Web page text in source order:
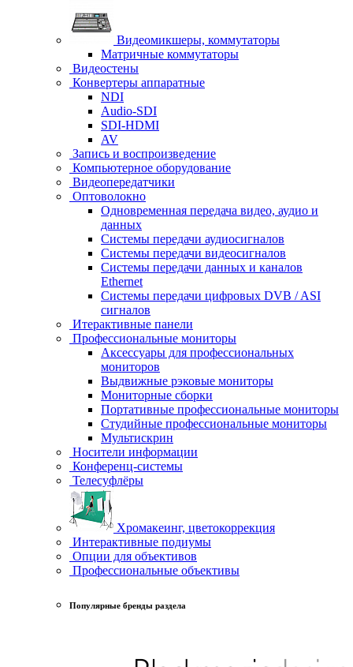
Видеомикшеры, коммутаторы
Матричные коммутаторы
Видеостены
Конвертеры аппаратные
NDI
Audio-SDI
SDI-HDMI
AV
Запись и воспроизведение
Компьютерное оборудование
Видеопередатчики
Оптоволокно
Одновременная передача видео, аудио и
данных
Системы передачи аудиосигналов
Системы передачи видеосигналов
Системы передачи данных и каналов
Ethernet
Системы передачи цифровых DVB / ASI
сигналов
Итерактивные панели
Профессиональные мониторы
Аксессуары для профессиональных
мониторов
Выдвижные рэковые мониторы
Мониторные сборки
Портативные профессиональные мониторы
Студийные профессиональные мониторы
Мультискрин
Носители информации
Конференц-системы
Телесуфлёры
Хромакеинг, цветокоррекция
Интерактивные подиумы
Опции для объективов
Профессиональные объективы
Популярные бренды раздела